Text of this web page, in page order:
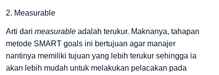
2. Measurable
Arti dari measurable adalah terukur. Maknanya, tahapan
metode SMART goals ini bertujuan agar manajer
nantinya memiliki tujuan yang lebih terukur sehingga ia
akan lebih mudah untuk melakukan pelacakan pada